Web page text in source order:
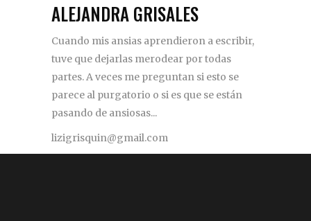
ALEJANDRA GRISALES
Cuando mis ansias aprendieron a escribir,
tuve que dejarlas merodear por todas
partes. A veces me preguntan si esto se
parece al purgatorio o si es que se están
pasando de ansiosas...
lizigrisquin@gmail.com